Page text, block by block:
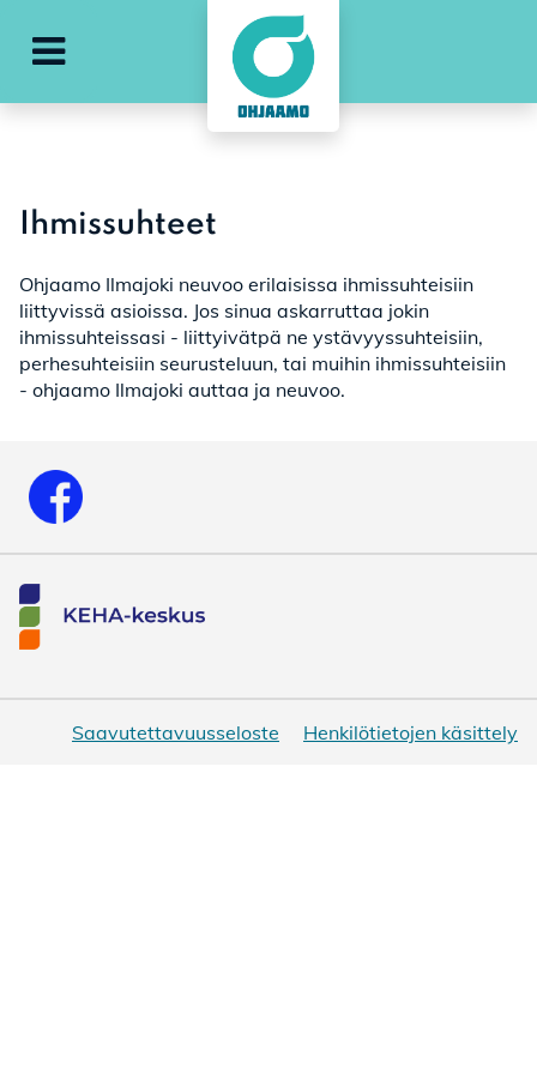
Avaa päävalikko
Ihmissuhteet
Ohjaamo Ilmajoki neuvoo erilaisissa ihmissuhteisiin
liittyvissä asioissa. Jos sinua askarruttaa jokin
ihmissuhteissasi - liittyivätpä ne ystävyyssuhteisiin,
perhesuhteisiin seurusteluun, tai muihin ihmissuhteisiin
- ohjaamo Ilmajoki auttaa ja neuvoo.
Saavutettavuusseloste Henkilötietojen käsittely